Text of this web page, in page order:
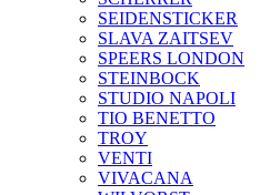
SEIDENSTICKER
SLAVA ZAITSEV
SPEERS LONDON
STEINBOCK
STUDIO NAPOLI
TIO BENETTO
TROY
VENTI
VIVACANA